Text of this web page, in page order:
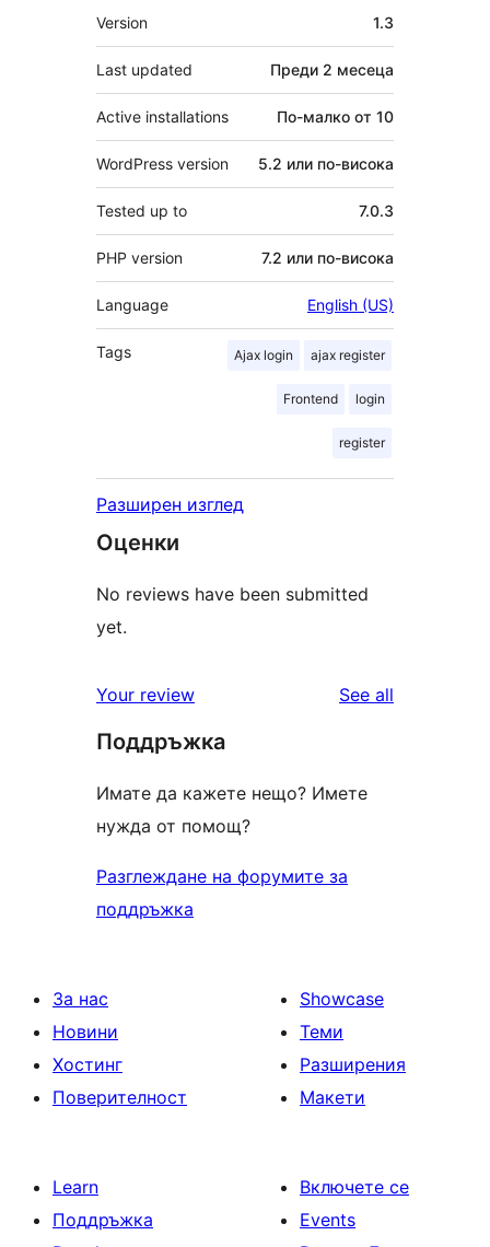
Мета
Version 1.3
Last updated Преди 2 месеца
Active installations По-малко от 10
WordPress version 5.2 или по-висока
Tested up to 7.0.3
PHP version 7.2 или по-висока
Language English (US)
Tags Ajax login ajax register
Frontend login
register
Разширен изглед
Оценки
No reviews have been submitted
yet.
Your review See all
Поддръжка
Имате да кажете нещо? Имете
нужда от помощ?
Разглеждане на форумите за
поддръжка
За нас
Новини
Хостинг
Поверителност
Showcase
Теми
Разширения
Макети
Learn
Поддръжка
Включете се
Events